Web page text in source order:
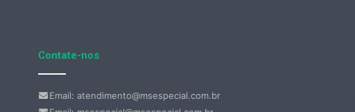
Contate-nos
Email: atendimento@msespecial.com.br